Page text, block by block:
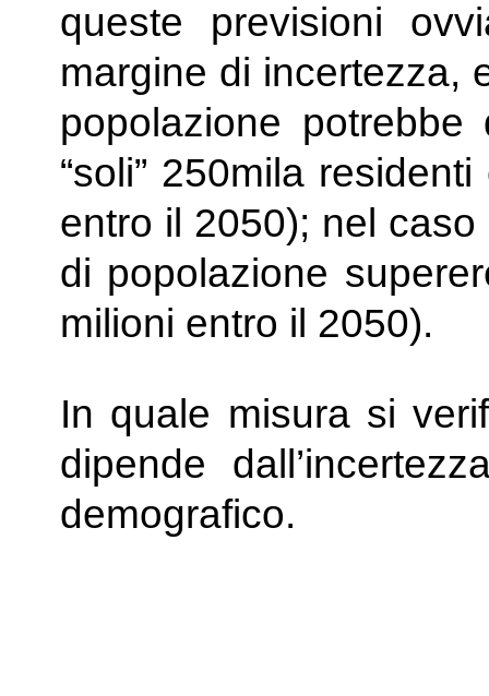
queste previsioni
margine di incertezza,
popolazione
“soli” 250mila
entro il 2050); nel
di popolazione
milioni entro il 2050).
In quale misura si
dipende
demografico.